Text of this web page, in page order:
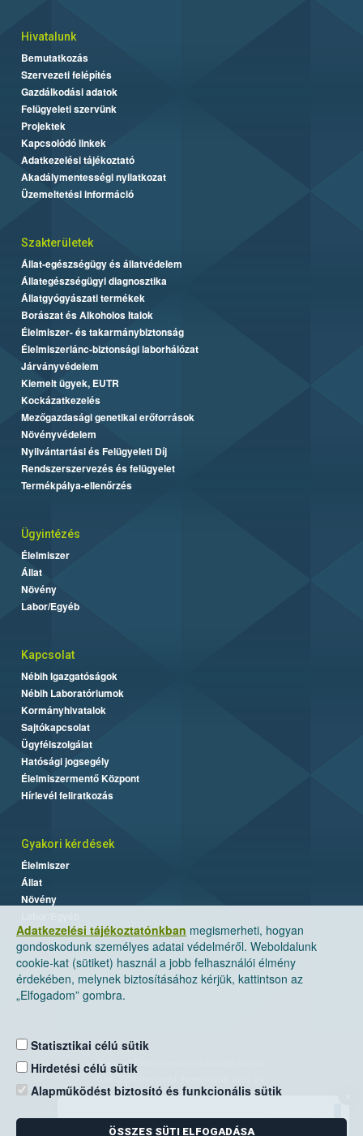
Adatkezelési tájékoztatónkban megismerheti, hogyan
gondoskodunk személyes adatai védelméről. Weboldalunk
cookie-kat (sütiket) használ a jobb felhasználói élmény
érdekében, melynek biztosításához kérjük, kattintson az
„Elfogadom” gombra.
Statisztikai célú sütik
Hirdetési célú sütik
Alapműködést biztosító és funkcionális sütik
ÖSSZES SÜTI ELFOGADÁSA
Hivatalunk
Bemutatkozás
Szervezeti felépítés
Gazdálkodási adatok
Felügyeleti szervünk
Projektek
Kapcsolódó linkek
Adatkezelési tájékoztató
Akadálymentességi nyilatkozat
Üzemeltetési információ
Szakterületek
Állat-egészségügy és állatvédelem
Állategészségügyi diagnosztika
Állatgyógyászati termékek
Borászat és Alkoholos Italok
Élelmiszer- és takarmánybiztonság
Élelmiszerlánc-biztonsági laborhálózat
Járványvédelem
Kiemelt ügyek, EUTR
Kockázatkezelés
Mezőgazdasági genetikai erőforrások
Növényvédelem
Nyilvántartási és Felügyeleti Díj
Rendszerszervezés és felügyelet
Termékpálya-ellenőrzés
Ügyintézés
Élelmiszer
Állat
Növény
Labor/Egyéb
Kapcsolat
Nébih Igazgatóságok
Nébih Laboratóriumok
Kormányhivatalok
Sajtókapcsolat
Ügyfélszolgálat
Hatósági jogsegély
Élelmiszermentő Központ
Hírlevél feliratkozás
Gyakori kérdések
Élelmiszer
Állat
Növény
Nemzeti Élelmiszerlánc-biztonsági Hivatal
Levelezési cím: 1525 Budapest. Pf. 30.